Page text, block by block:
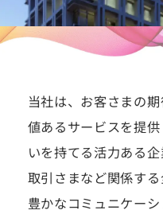
当社は、お客さまの
値あるサービスを提
いを持てる活力ある
取引さまなど関係する
豊かなコミュニケー